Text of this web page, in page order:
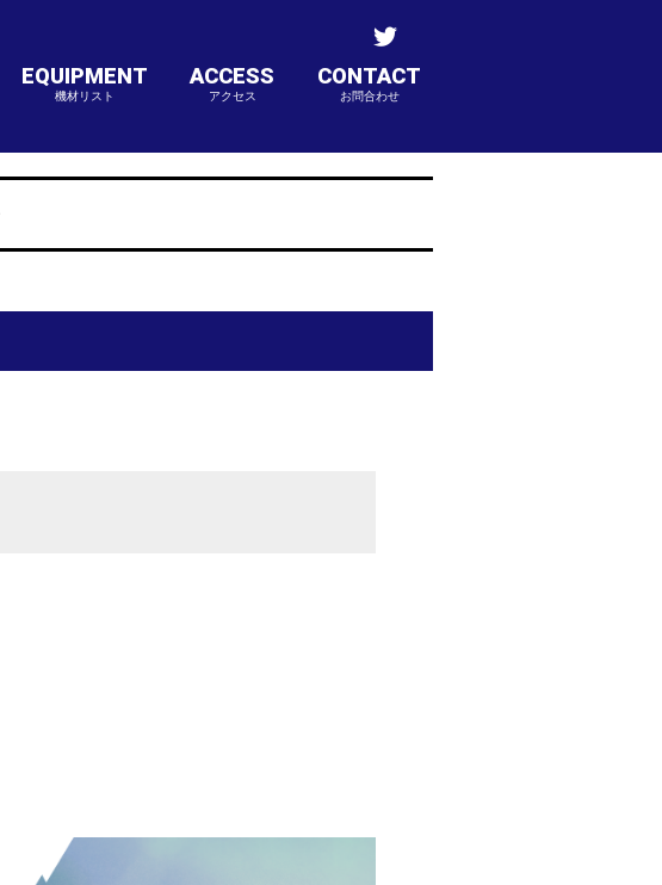
EQUIPMENT
機材リスト
ACCESS
アクセス
CONTACT
お問合わせ